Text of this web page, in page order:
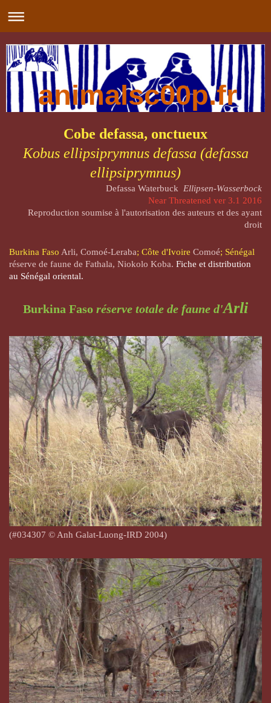
animalsc00p.fr
Cobe defassa, onctueux
Kobus ellipsiprymnus defassa (defassa
ellipsiprymnus)
Defassa Waterbuck Ellipsen-Wasserbock
Near Threatened ver 3.1 2016
Reproduction soumise à l'autorisation des auteurs et des ayant
droit
Burkina Faso Arli, Comoé-Leraba; Côte d'Ivoire Comoé; Sénégal
réserve de faune de Fathala, Niokolo Koba. Fiche et distribution
au Sénégal oriental.
Burkina Faso réserve totale de faune d'Arli
(#034307 © Anh Galat-Luong-IRD 2004)